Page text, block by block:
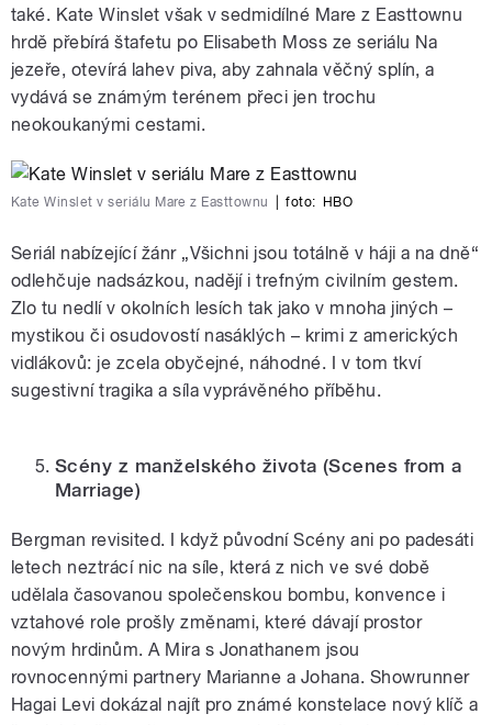
také. Kate Winslet však v sedmidílné Mare z Easttownu
hrdě přebírá štafetu po Elisabeth Moss ze seriálu Na
jezeře, otevírá lahev piva, aby zahnala věčný splín, a
vydává se známým terénem přeci jen trochu
neokoukanými cestami.
Kate Winslet v seriálu Mare z Easttownu foto: HBO
Seriál nabízející žánr „Všichni jsou totálně v háji a na dně“
odlehčuje nadsázkou, nadějí i trefným civilním gestem.
Zlo tu nedlí v okolních lesích tak jako v mnoha jiných –
mystikou či osudovostí nasáklých – krimi z amerických
vidlákovů: je zcela obyčejné, náhodné. I v tom tkví
sugestivní tragika a síla vyprávěného příběhu.
Scény z manželského života (Scenes from a
Marriage)
Bergman revisited. I když původní Scény ani po padesáti
letech neztrácí nic na síle, která z nich ve své době
udělala časovanou společenskou bombu, konvence i
vztahové role prošly změnami, které dávají prostor
novým hrdinům. A Mira s Jonathanem jsou
rovnocennými partnery Marianne a Johana. Showrunner
Hagai Levi dokázal najít pro známé konstelace nový klíč a